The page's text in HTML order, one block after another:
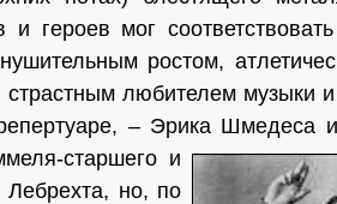
героев мог
рос­том,
любителем музыки и
– Эрика Шмедеса
старшего и
но, по